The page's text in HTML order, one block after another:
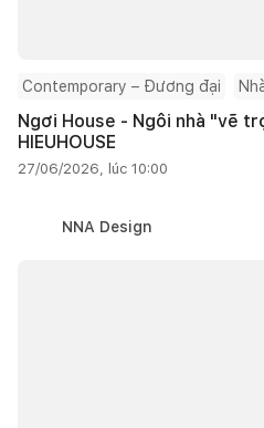
Contemporary – Đương đại
Ngơi House - Ngôi nhà "vẽ
HIEUHOUSE
27/06/2026, lúc 10:00
NNA Design